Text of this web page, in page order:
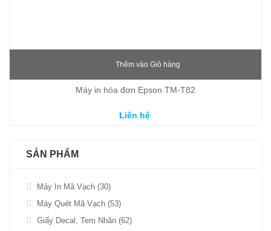
Thêm vào Giỏ hàng
Máy in hóa đơn Epson TM-T82
Liên hệ
SẢN PHẨM
Máy In Mã Vạch (30)
Máy Quét Mã Vạch (53)
Giấy Decal, Tem Nhãn (62)